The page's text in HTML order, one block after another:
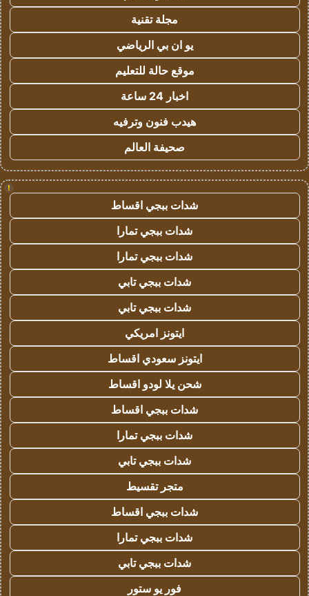
مجلة تقنية
يو ان بي الرياضي
موقع حالة للتعليم
اخبار 24 ساعة
هيدب فنون وترفيه
صحيفة العالم
!
شدات ببجي اقساط
شدات ببجي تمارا
شدات ببجي تمارا
شدات ببجي تابي
شدات ببجي تابي
ايتونز امريكي
ايتونز سعودي اقساط
شحن يلا لودو اقساط
شدات ببجي اقساط
شدات ببجي تمارا
شدات ببجي تابي
متجر تقسيط
شدات ببجي اقساط
شدات ببجي تمارا
شدات ببجي تابي
فور يو ستور